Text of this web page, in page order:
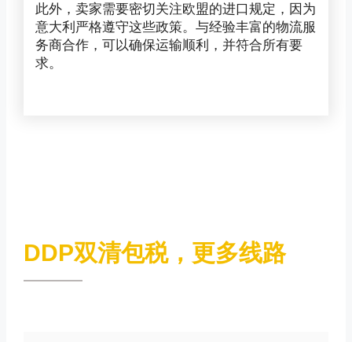
此外，卖家需要密切关注欧盟的进口规定，因为
意大利严格遵守这些政策。与经验丰富的物流服
务商合作，可以确保运输顺利，并符合所有要
求。
DDP双清包税，更多线路